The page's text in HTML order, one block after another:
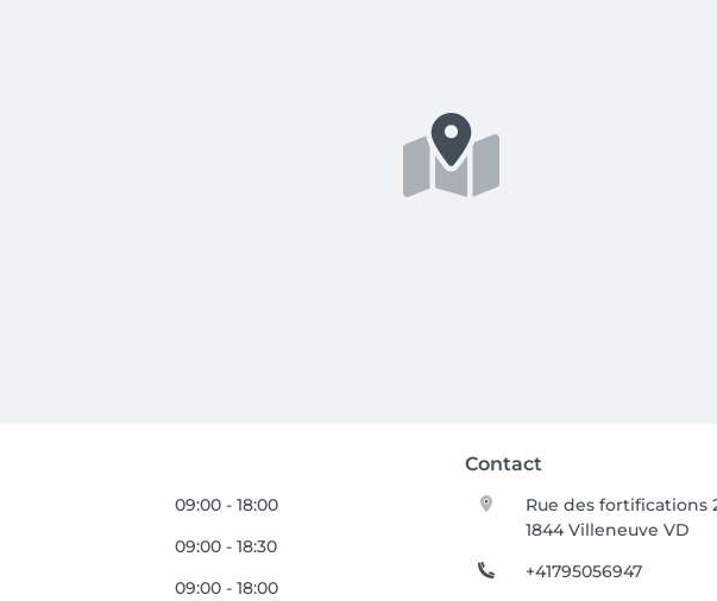
Contact
09:00 - 18:00
09:00 - 18:30
09:00 - 18:00
Rue des fortifications
1844 Villeneuve VD
+41795056947